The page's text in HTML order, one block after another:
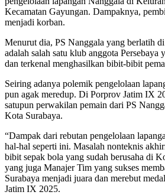
Kecamatan Gayungan. Dampaknya,
menjadi korban.
Menurut dia, PS Nanggala yang berlatih
adalah salah satu klub anggota Persebaya
dan terkenal menghasilkan bibit-bibit
Seiring adanya polemik pengelolaan
pun agak meredup. Di Porprov Jatim IX
satupun perwakilan pemain dari PS
Kota Surabaya.
“Dampak dari rebutan pengelolaan
hal-hal seperti ini. Masalah nonteknis
bibit sepak bola yang sudah berusaha di
yang juga Manajer Tim yang sukses
Surabaya menjadi juara dan merebut
Jatim IX 2025.